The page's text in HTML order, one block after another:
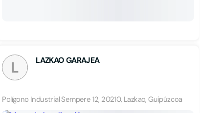
L LAZKAO GARAJEA
Polígono Industrial Sempere 12, 20210, Lazkao, Guipúzcoa